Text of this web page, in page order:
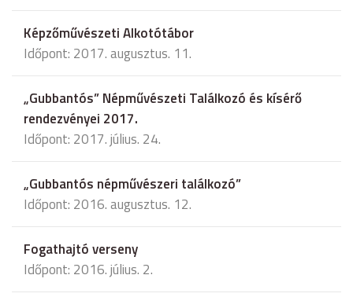
Képzőművészeti Alkotótábor
Időpont: 2017. augusztus. 11.
„Gubbantós” Népművészeti Találkozó és kísérő
rendezvényei 2017.
Időpont: 2017. július. 24.
„Gubbantós népművészeri találkozó”
Időpont: 2016. augusztus. 12.
Fogathajtó verseny
Időpont: 2016. július. 2.